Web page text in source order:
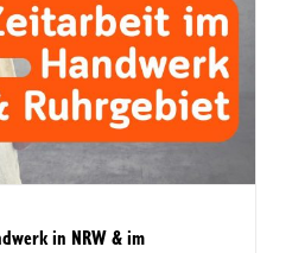
in NRW & im